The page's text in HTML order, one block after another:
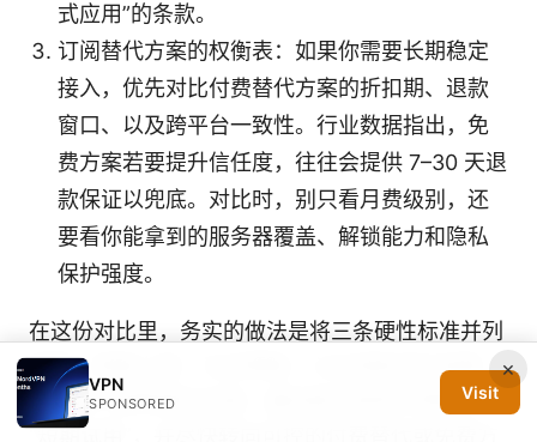
式应用”的条款。
订阅替代方案的权衡表：如果你需要长期稳定
接入，优先对比付费替代方案的折扣期、退款
窗口、以及跨平台一致性。行业数据指出，免
费方案若要提升信任度，往往会提供 7–30 天退
款保证以兜底。对比时，别只看月费级别，还
要看你能拿到的服务器覆盖、解锁能力和隐私
保护强度。
在这份对比里，务实的做法是将三条硬性标准并列
衡量：数据上限、日志策略、以及退款或升级路
径。若三者都落在边缘，最佳做法是把它降格为
“短期试用”，并尽快转向可控的付费替代或免费方
×
VPN
SPONSORED
Visit